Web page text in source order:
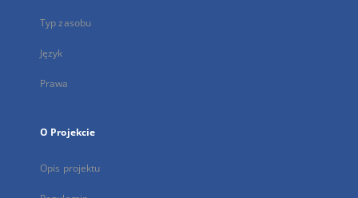
Typ zasobu
Język
Prawa
O Projekcie
Opis projektu